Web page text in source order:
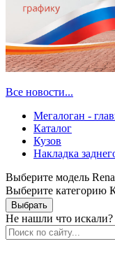
Все новости...
Мегалоган -
Каталог
Кузов
Накладка
Выберите модель
Выберите категорию
Не нашли что искали?